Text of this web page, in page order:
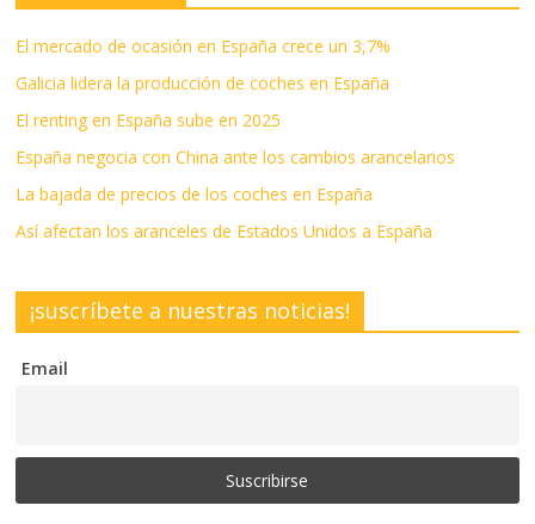
El mercado de ocasión en España crece un 3,7%
Galicia lidera la producción de coches en España
El renting en España sube en 2025
España negocia con China ante los cambios arancelarios
La bajada de precios de los coches en España
Así afectan los aranceles de Estados Unidos a España
¡suscríbete a nuestras noticias!
Email